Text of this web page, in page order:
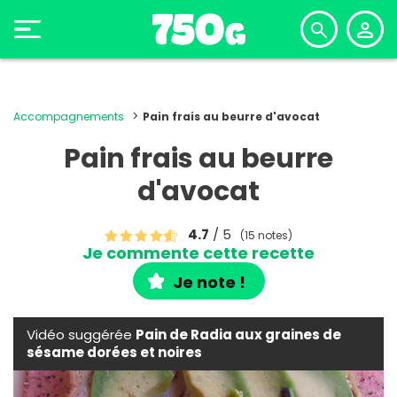
Accompagnements Pain frais au beurre d'avocat
Pain frais au beurre
d'avocat
4.7 / 5 (15 notes)
Je commente cette recette
Je note !
Vidéo suggérée Pain de Radia aux graines de
sésame dorées et noires